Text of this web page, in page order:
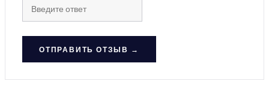
ОТПРАВИТЬ ОТЗЫВ →